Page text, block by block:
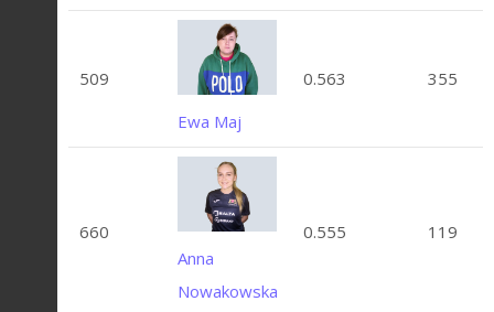
509
Ewa Maj
0.563 355
660
Anna
Nowakowska
0.555 119